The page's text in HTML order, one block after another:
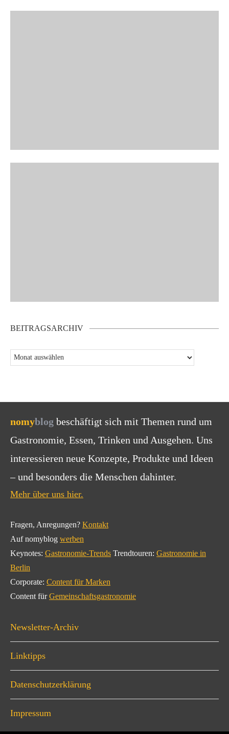
BEITRAGSARCHIV
nomyblog beschäftigt sich mit Themen rund um
Gastronomie, Essen, Trinken und Ausgehen. Uns
interessieren neue Konzepte, Produkte und Ideen
– und besonders die Menschen dahinter.
Mehr über uns hier.
Fragen, Anregungen? Kontakt
Auf nomyblog werben
Keynotes: Gastronomie-Trends Trendtouren: Gastronomie in
Berlin
Corporate: Content für Marken
Content fürGemeinschaftsgastronomie
Newsletter-Archiv
Linktipps
Datenschutzerklärung
Impressum